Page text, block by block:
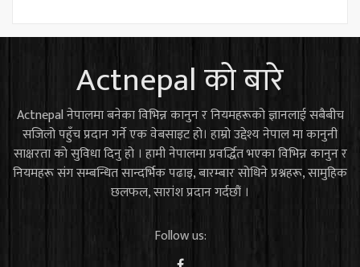
Actnepal को बारे
Actnepal नेपालमा बनेका विभिन्न कानुन र नियमहरूको ज्ञानलाई सबैबीच
सजिलो पहुँच प्रदान गर्ने एक वेबसाइट हो। हाम्रो उद्देश्य नेपाल मा कानुनी
साक्षरता को सुविधा दिनु हो । हामी नेपालमा प्रवर्द्धित भएका विभिन्न कानुन र
नियमहरू संग सम्बन्धित सान्दर्भिक पढाइ, बारम्बार सोधिने प्रश्नहरू, सामुहिक
छलफल, सारांश प्रदान गर्दछौं ।
Follow us: